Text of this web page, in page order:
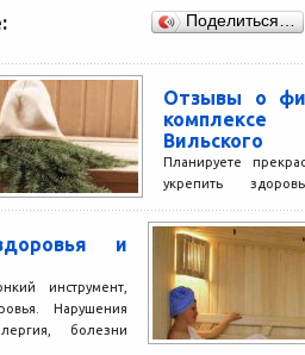
Поделиться…
Отзывы о
Вильского
Планируете
укрепить
время с
встретиться с...
и
инструмент,
Нарушения
болезни